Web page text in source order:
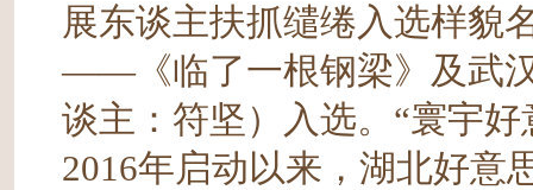
展东谈主扶抓缱绻入选样貌
——《临了一根钢梁》及武
谈主：符坚）入选。“寰宇
2016年启动以来，湖北好意